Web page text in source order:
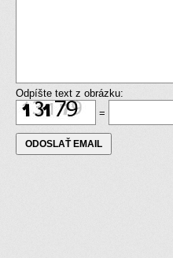
Odpíšte text z obrázku:
=